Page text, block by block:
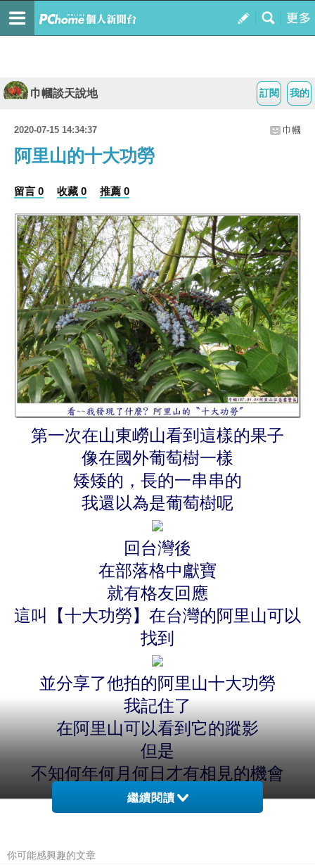
我的
訂閱
巾幗談天說地
2020-07-15 14:34:37 巾幗
阿里山的十大功勞
留言 0 收藏 0 推薦 0
第一次在山東嶗山看到這樣的果子
像在國外葡萄樹一樣
矮矮的，長的一串串的
我還以為是葡萄樹呢
回台灣後
在部落格中獻寶
就有格友回應
這叫【十大功勞】在台灣的阿里山可以
找到
並分享了他拍的阿里山十大功勞
我記住了
在阿里山可以看到它的蹤影
但是
不知何年何月何日才有相見的機會
繼續閱讀
你可能感興趣的文章